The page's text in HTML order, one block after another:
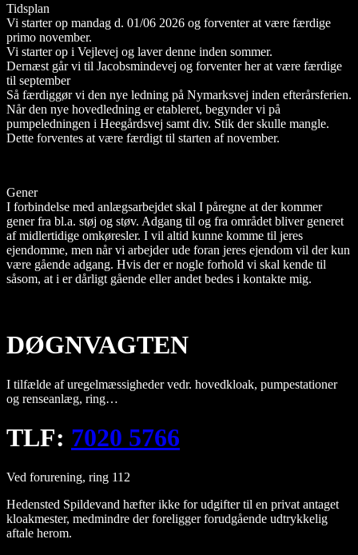
Tidsplan
Vi starter op mandag d. 01/06 2026 og forventer at være færdige
primo november.
Vi starter op i Vejlevej og laver denne inden sommer.
Dernæst går vi til Jacobsmindevej og forventer her at være færdige
til september
Så færdiggør vi den nye ledning på Nymarksvej inden efterårsferien.
Når den nye hovedledning er etableret, begynder vi på
pumpeledningen i Heegårdsvej samt div. Stik der skulle mangle.
Dette forventes at være færdigt til starten af november.
Gener
I forbindelse med anlægsarbejdet skal I påregne at der kommer
gener fra bl.a. støj og støv. Adgang til og fra området bliver generet
af midlertidige omkøresler. I vil altid kunne komme til jeres
ejendomme, men når vi arbejder ude foran jeres ejendom vil der kun
være gående adgang. Hvis der er nogle forhold vi skal kende til
såsom, at i er dårligt gående eller andet bedes i kontakte mig.
DØGNVAGTEN
I tilfælde af uregelmæssigheder vedr. hovedkloak, pumpestationer
og renseanlæg, ring…
TLF: 7020 5766
Ved forurening, ring 112
Hedensted Spildevand hæfter ikke for udgifter til en privat antaget
kloakmester, medmindre der foreligger forudgående udtrykkelig
aftale herom.